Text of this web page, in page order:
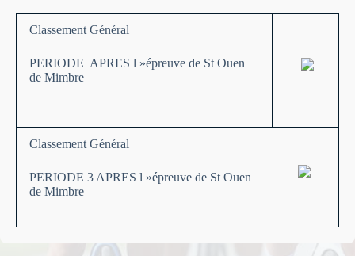
Classement Général
PERIODE APRES l »épreuve de St Ouen
de Mimbre
Classement Général
PERIODE 3 APRES l »épreuve de St Ouen
de Mimbre